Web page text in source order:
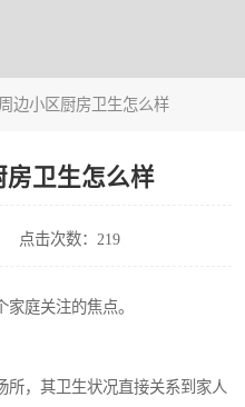
边小区厨房卫生怎么样
房卫生怎么样
点击次数：219
庭关注的焦点。
，其卫生状况直接关系到家人